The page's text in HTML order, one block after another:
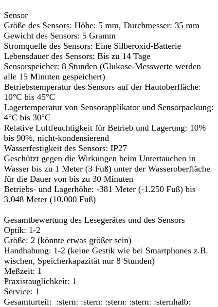
Sensor
Größe des Sensors: Höhe: 5 mm, Durchmesser: 35 mm
Gewicht des Sensors: 5 Gramm
Stromquelle des Sensors: Eine Silberoxid-Batterie
Lebensdauer des Sensors: Bis zu 14 Tage
Sensorspeicher: 8 Stunden (Glukose-Messwerte werden
alle 15 Minuten gespeichert)
Betriebstemperatur des Sensors auf der Hautoberfläche:
10°C bis 45°C
Lagertemperatur von Sensorapplikator und Sensorpackung:
4°C bis 30°C
Relative Luftfeuchtigkeit für Betrieb und Lagerung: 10%
bis 90%, nicht-kondensierend
Wasserfestigkeit des Sensors: IP27
Geschützt gegen die Wirkungen beim Untertauchen in
Wasser bis zu 1 Meter (3 Fuß) unter der Wasseroberfläche
für die Dauer von bis zu 30 Minuten
Betriebs- und Lagerhöhe: -381 Meter (-1.250 Fuß) bis
3.048 Meter (10.000 Fuß)
Gesamtbewertung des Lesegerätes und des Sensors
Optik: 1-2
Größe: 2 (könnte etwas größer sein)
Handhabung: 1-2 (keine Gestik wie bei Smartphones z.B.
wischen, Speicherkapazität nur 8 Stunden)
Meßzeit: 1
Praxistauglichkeit: 1
Service: 1
Gesamturteil: :stern: :stern: :stern: :stern: :sternhalb: